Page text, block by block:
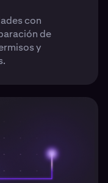
con
de
y